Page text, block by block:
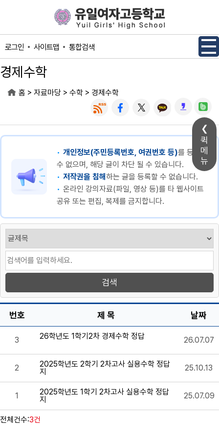
퀵
메
뉴
로그인 사이트맵 통합검색
경제수학
홈 > 자료마당 > 수학 > 경제수학
개인정보(주민등록번호, 여권번호 등)를 등록할
수 없으며, 해당 글이 차단 될 수 있습니다.
저작권을 침해하는 글을 등록할 수 없습니다.
온라인 강의자료(파일, 영상 등)를 타 웹사이트
공유 또는 편집, 복제를 금지합니다.
번호 제 목 날짜
3 26학년도 1학기2차 경제수학 정답 26.07.07
2
2025학년도 2학기 2차고사 실용수학 정답
지
25.10.13
1
2025학년도 1학기 2차고사 실용수학 정답
지
25.07.09
전체건수:3건